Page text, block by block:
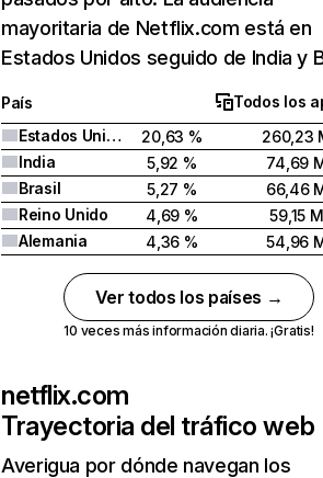
mayoritaria de Netflix.com está en
Estados Unidos seguido de India y
País
Todos los
Estados Unidos
20,63 %
260,23
India
5,92 %
74,69
Brasil
5,27 %
66,46
Reino Unido
4,69 %
59,15 M
Alemania
4,36 % 54,96
Ver todos los países →
10 veces más información diaria. ¡Gratis!
netflix.com
Trayectoria del tráfico web
Averigua por dónde navegan los